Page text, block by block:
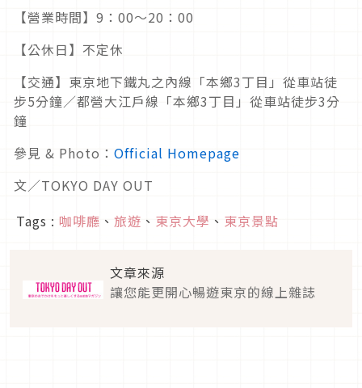
【營業時間】9：00～20：00
【公休日】不定休
【交通】東京地下鐵丸之內線「本鄉3丁目」從車站徒
步5分鐘／都營大江戶線「本鄉3丁目」從車站徒步3分
鐘
參見 & Photo： Official Homepage
文／TOKYO DAY OUT
Tags : 咖啡廳 、 旅遊 、 東京大學 、 東京景點
文章來源
讓您能更開心暢遊東京的線上雜誌